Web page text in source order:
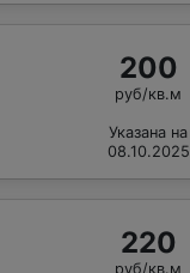
200
руб/кв.м
Указана на
08.10.2025
220
руб/кв.м